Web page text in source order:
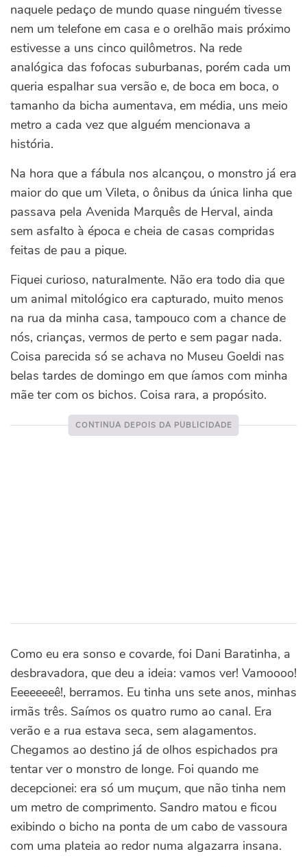
naquele pedaço de mundo quase ninguém tivesse
nem um telefone em casa e o orelhão mais próximo
estivesse a uns cinco quilômetros. Na rede
analógica das fofocas suburbanas, porém cada um
queria espalhar sua versão e, de boca em boca, o
tamanho da bicha aumentava, em média, uns meio
metro a cada vez que alguém mencionava a
história.
Na hora que a fábula nos alcançou, o monstro já era
maior do que um Vileta, o ônibus da única linha que
passava pela Avenida Marquês de Herval, ainda
sem asfalto à época e cheia de casas compridas
feitas de pau a pique.
Fiquei curioso, naturalmente. Não era todo dia que
um animal mitológico era capturado, muito menos
na rua da minha casa, tampouco com a chance de
nós, crianças, vermos de perto e sem pagar nada.
Coisa parecida só se achava no Museu Goeldi nas
belas tardes de domingo em que íamos com minha
mãe ter com os bichos. Coisa rara, a propósito.
Como eu era sonso e covarde, foi Dani Baratinha, a
desbravadora, que deu a ideia: vamos ver! Vamoooo!
Eeeeeeeê!, berramos. Eu tinha uns sete anos, minhas
irmãs três. Saímos os quatro rumo ao canal. Era
verão e a rua estava seca, sem alagamentos.
Chegamos ao destino já de olhos espichados pra
tentar ver o monstro de longe. Foi quando me
decepcionei: era só um muçum, que não tinha nem
um metro de comprimento. Sandro matou e ficou
exibindo o bicho na ponta de um cabo de vassoura
com uma plateia ao redor numa algazarra insana.